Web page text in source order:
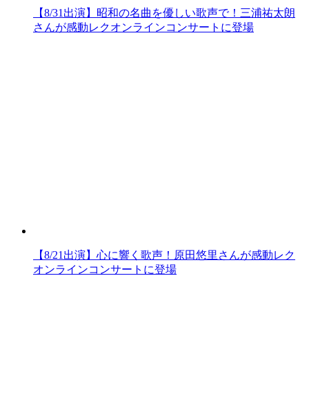
【8/31出演】昭和の名曲を優しい歌声で！三浦祐太朗
さんが感動レクオンラインコンサートに登場
【8/21出演】心に響く歌声！原田悠里さんが感動レク
オンラインコンサートに登場